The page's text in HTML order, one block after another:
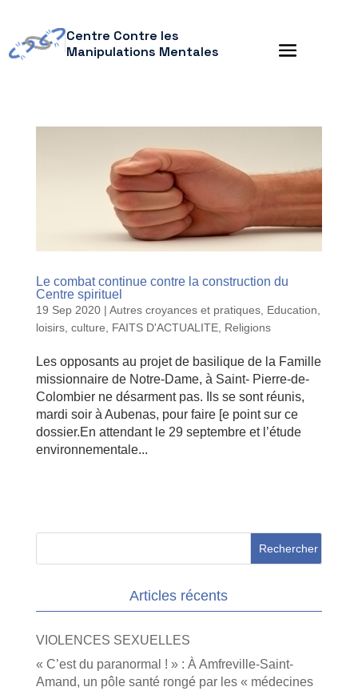
Centre Contre les
Manipulations Mentales
Le combat continue contre la construction du
Centre spirituel
19 Sep 2020| Autres croyances et pratiques, Education,
loisirs, culture
FAITS D'ACTUALITE, Religions
Les opposants au projet de basilique de la Famille
missionnaire de Notre-Dame, à Saint- Pierre-de-
Colombier ne désarment pas. Ils se sont réunis,
mardi soir à Aubenas, pour faire [e point sur ce
dossier.En attendant le 29 septembre et l’étude
environnementale...
Articles récents
VIOLENCES SEXUELLES
« C’est du paranormal ! » : À Amfreville-Saint-
Amand, un pôle santé rongé par les « médecines